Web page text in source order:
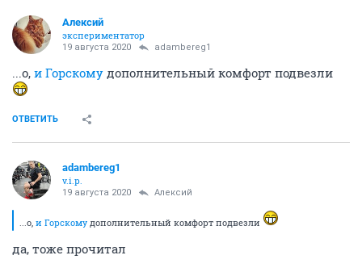
Алексий
экспериментатор
19 августа 2020 adambereg1
...о, и Горскому дополнительный комфорт подвезли
ОТВЕТИТЬ
adambereg1
v.i.p.
19 августа 2020 Алексий
...о, и Горскому дополнительный комфорт подвезли
да, тоже прочитал